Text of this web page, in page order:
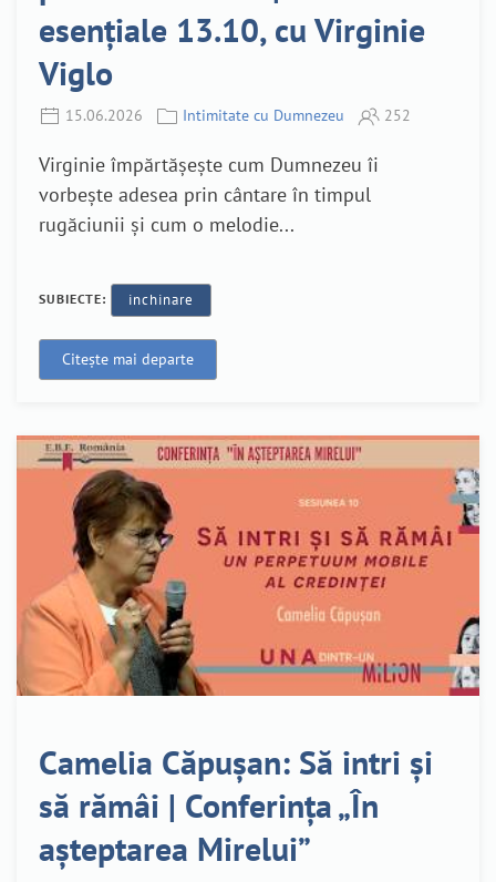
esențiale 13.10, cu Virginie
Viglo
15.06.2026 Intimitate cu Dumnezeu 252
Virginie împărtășește cum Dumnezeu îi
vorbește adesea prin cântare în timpul
rugăciunii și cum o melodie...
SUBIECTE: inchinare
Citește mai departe
Camelia Căpușan: Să intri și
să rămâi | Conferința „În
așteptarea Mirelui”